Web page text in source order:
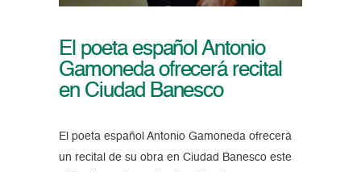
El poeta español Antonio
Gamoneda ofrecerá recital
en Ciudad Banesco
El poeta español Antonio Gamoneda ofrecerá
un recital de su obra en Ciudad Banesco este